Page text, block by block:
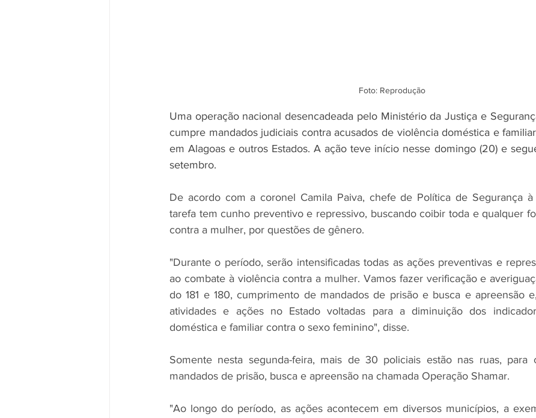
Foto: Reprodução
Uma operação nacional desencadeada pelo Ministério da Justiça e
cumpre mandados judiciais contra acusados de violência doméstica e
em Alagoas e outros Estados. A ação teve início nesse domingo (20) e
setembro.
De acordo com a coronel Camila Paiva, chefe de Política de Segurança
tarefa tem cunho preventivo e repressivo, buscando coibir toda e qualquer
contra a mulher, por questões de gênero.
"Durante o período, serão intensificadas todas as ações preventivas e
ao combate à violência contra a mulher. Vamos fazer verificação e
do 181 e 180, cumprimento de mandados de prisão e busca e apreensão
atividades e ações no Estado voltadas para a diminuição dos
doméstica e familiar contra o sexo feminino", disse.
Somente nesta segunda-feira, mais de 30 policiais estão nas ruas, para
mandados de prisão, busca e apreensão na chamada Operação Shamar.
"Ao longo do período, as ações acontecem em diversos municípios, a